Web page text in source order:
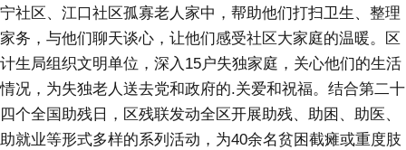
宁社区、江口社区孤寡老人家中，帮助他们打扫卫生、整理
家务，与他们聊天谈心，让他们感受社区大家庭的温暖。区
计生局组织文明单位，深入15户失独家庭，关心他们的生活
情况，为失独老人送去党和政府的.关爱和祝福。结合第二十
四个全国助残日，区残联发动全区开展助残、助困、助医、
助就业等形式多样的系列活动，为40余名贫困截瘫或重度肢